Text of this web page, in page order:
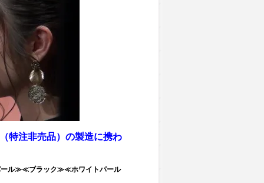
特注非売品）の製造に携わ
ール≫≪ブラック≫≪ホワイトパール